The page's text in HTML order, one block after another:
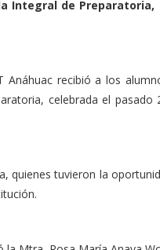
Integral de Preparatoria,
recibió a los
celebrada el pasado
quienes tuvieron la